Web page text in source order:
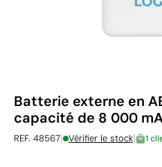
Batterie externe en
capacité de 8 000
REF. 48567| Vérifier le stock| 1